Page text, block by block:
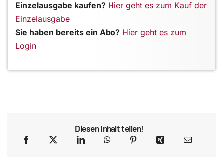
Einzelausgabe kaufen? Hier geht es zum Kauf der
Einzelausgabe
Sie haben bereits ein Abo? Hier geht es zum
Login
Diesen Inhalt teilen!